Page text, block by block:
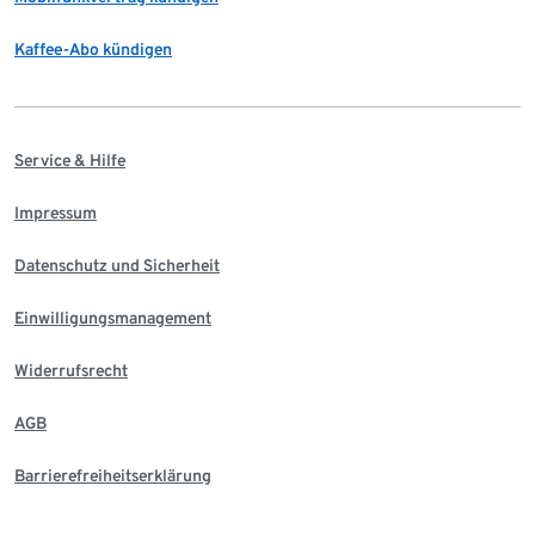
Kaffee-Abo kündigen
Service & Hilfe
Impressum
Datenschutz und Sicherheit
Einwilligungsmanagement
Widerrufsrecht
AGB
Barrierefreiheitserklärung